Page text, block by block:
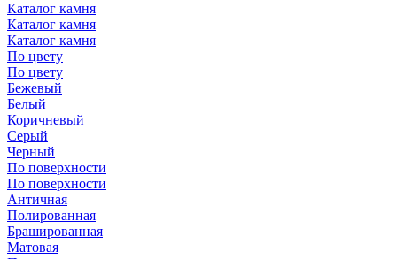
Каталог камня
Каталог камня
Каталог камня
По цвету
По цвету
Бежевый
Белый
Коричневый
Серый
Черный
По поверхности
По поверхности
Античная
Полированная
Брашированная
Матовая